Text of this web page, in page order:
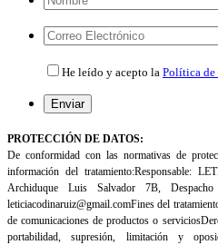
favor,
este
vacío.
favor,
este
vacío.
He leído y acepto la Política de
favor,
deja
este
campo
vacío.
PROTECCIÓN DE DATOS:
De conformidad con las normativas de
información del tratamiento:Responsable:
Archiduque Luis Salvador 7B,
leticiacodinaruiz@gmail.comFines del
de comunicaciones de productos o servicios
portabilidad, supresión, limitación y